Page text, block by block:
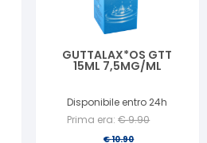
GUTTALAX*OS GTT
15ML 7,5MG/ML
Disponibile entro 24h
Prima era: €9.90
€10.90